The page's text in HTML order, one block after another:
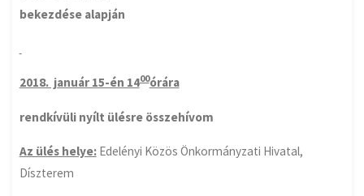
bekezdése alapján
2018. január 15-én 1400órára
rendkívüli nyílt ülésre összehívom
Az ülés helye:Edelényi Közös Önkormányzati Hivatal,
Díszterem